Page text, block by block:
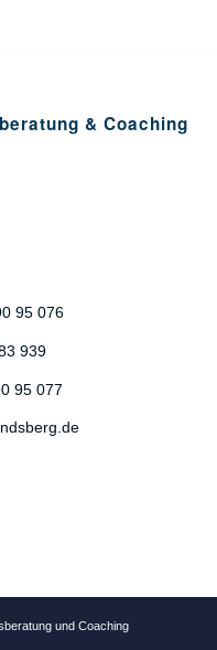
& Coaching
95 076
939
95 077
und Coaching